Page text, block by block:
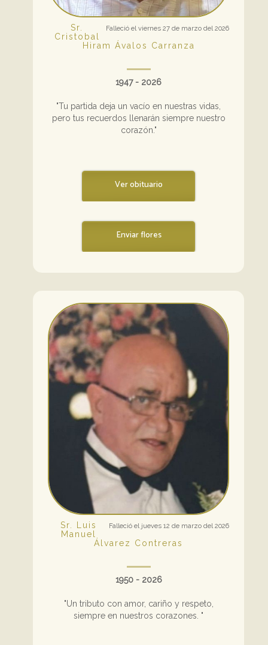
Falleció el viernes 27 de marzo del 2026
Sr.
Cristobal
Hiram Ávalos Carranza
1947 - 2026
"Tu partida deja un vacío en nuestras vidas,
pero tus recuerdos llenarán siempre nuestro
corazón."
Ver obituario
Enviar flores
Falleció el jueves 12 de marzo del 2026
Sr. Luis
Manuel
Álvarez Contreras
1950 - 2026
"Un tributo con amor, cariño y respeto,
siempre en nuestros corazones. "